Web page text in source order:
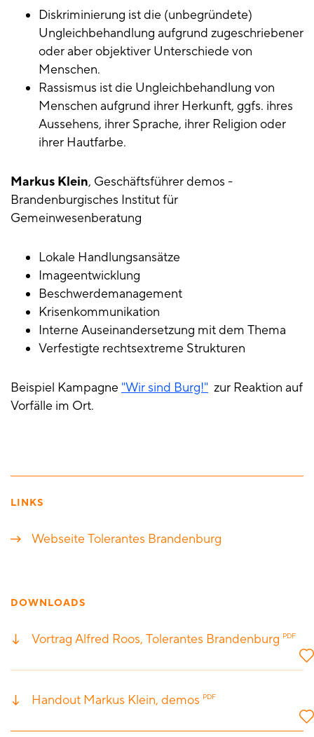
Diskriminierung ist die (unbegründete)
Ungleichbehandlung aufgrund zugeschriebener
oder aber objektiver Unterschiede von
Menschen.
Rassismus ist die Ungleichbehandlung von
Menschen aufgrund ihrer Herkunft, ggfs. ihres
Aussehens, ihrer Sprache, ihrer Religion oder
ihrer Hautfarbe.
Markus Klein, Geschäftsführer demos -
Brandenburgisches Institut für
Gemeinwesenberatung
Lokale Handlungsansätze
Imageentwicklung
Beschwerdemanagement
Krisenkommunikation
Interne Auseinandersetzung mit dem Thema
Verfestigte rechtsextreme Strukturen
Beispiel Kampagne "Wir sind Burg!" zur Reaktion auf
Vorfälle im Ort.
LINKS
Webseite Tolerantes Brandenburg
DOWNLOADS
Vortrag Alfred Roos, Tolerantes Brandenburg PDF
Handout Markus Klein, demos PDF